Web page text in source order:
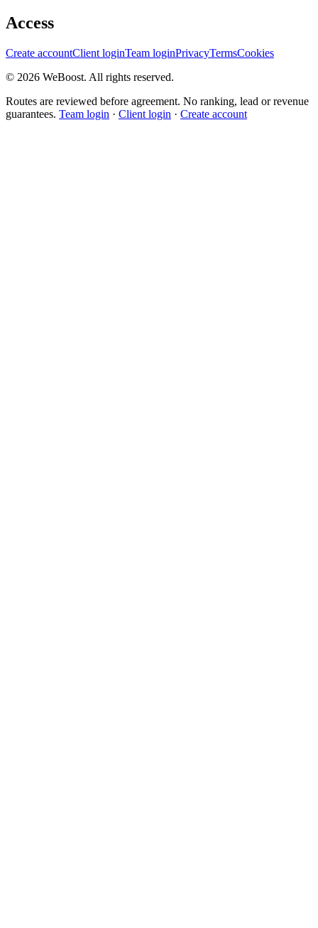
Access
Create accountClient loginTeam loginPrivacyTermsCookies
© 2026 WeBoost. All rights reserved.
Routes are reviewed before agreement. No ranking, lead or revenue
guarantees. Team login · Client login · Create account